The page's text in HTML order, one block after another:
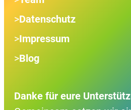
>Datenschutz
>Impressum
>Blog
Danke für eure